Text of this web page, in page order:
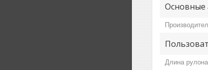
Основные
Длина рулона